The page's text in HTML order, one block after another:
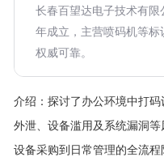
长春百望达电子技术有限
年成立，主营喷码机等标
权威可靠。
介绍： 探讨了办公环境中打
外泄、设备滥用及系统漏洞
设备采购到日常管理的全流